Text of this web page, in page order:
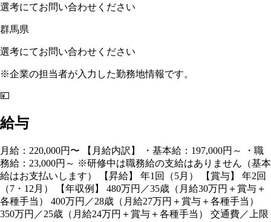
選考にてお問い合わせください
群馬県
選考にてお問い合わせください
※企業の担当者が入力した勤務地情報です。
💴
給与
月給：220,000円〜 【月給内訳】 ・基本給：197,000円～ ・職
務給：23,000円～ ※研修中は職務給の支給はありません（基本
給はお支払いします） 【昇給】 年1回（5月） 【賞与】 年2回
（7・12月） 【年収例】 480万円／35歳（月給30万円＋賞与＋
各種手当） 400万円／28歳（月給27万円＋賞与＋各種手当）
350万円／25歳（月給24万円＋賞与＋各種手当） 交通費／上限